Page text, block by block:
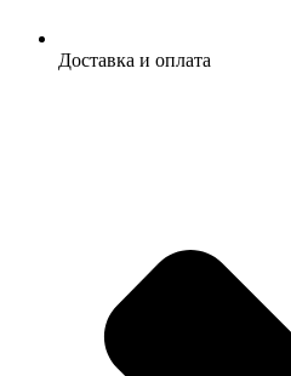
Доставка и оплата